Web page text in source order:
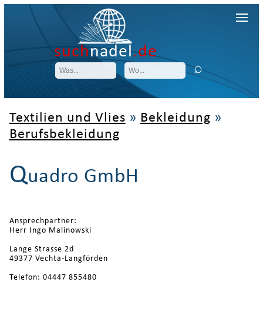
suchnadel.de
Textilien und Vlies » Bekleidung »
Berufsbekleidung
Quadro GmbH
Ansprechpartner:
Herr Ingo Malinowski
Lange Strasse 2d
49377 Vechta-Langförden
Telefon: 04447 855480